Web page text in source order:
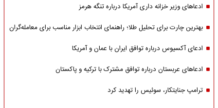
ادعاهای وزیر خزانه داری آمریکا درباره تنگه هرمز
بهترین چارت برای تحلیل طلا؛ راهنمای انتخاب ابزار مناسب برای معامله‌گران
ادعای آکسیوس درباره توافق ایران با عمان و آمریکا
ادعاهای عربستان درباره توافق مشترک با ترکیه و پاکستان
ترامپ جنایتکار، سوئیس را تهدید کرد